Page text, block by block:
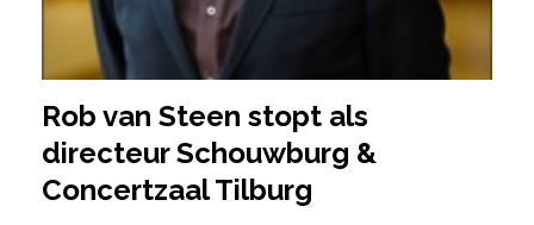
Rob van Steen stopt als
directeur Schouwburg &
Concertzaal Tilburg